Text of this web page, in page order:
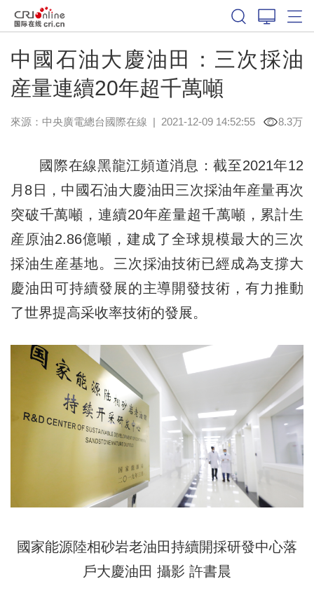
中國石油大慶油田：三次採油
産量連續20年超千萬噸
來源：中央廣電總台國際在線 | 2021-12-09 14:52:55 8.3万
國際在線黑龍江頻道消息：截至2021年12
月8日，中國石油大慶油田三次採油年産量再次
突破千萬噸，連續20年産量超千萬噸，累計生
産原油2.86億噸，建成了全球規模最大的三次
採油生産基地。三次採油技術已經成為支撐大
慶油田可持續發展的主導開發技術，有力推動
了世界提高采收率技術的發展。
國家能源陸相砂岩老油田持續開採研發中心落
戶大慶油田 攝影 許書晨